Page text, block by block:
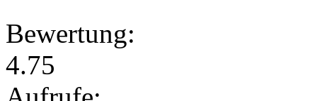
Bewertung:
4.75